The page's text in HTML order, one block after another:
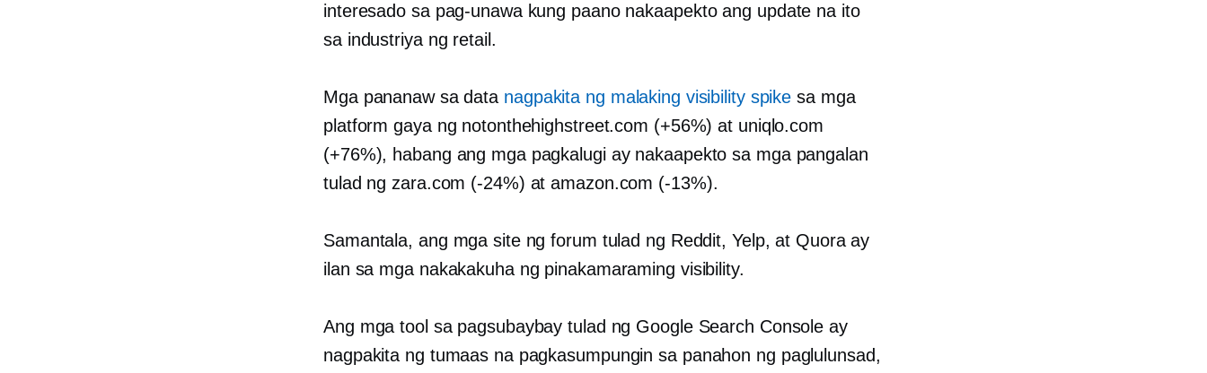
interesado sa pag-unawa kung paano nakaapekto ang update na ito
sa industriya ng retail.
Mga pananaw sa data nagpakita ng malaking visibility spike sa mga
platform gaya ng notonthehighstreet.com (+56%) at uniqlo.com
(+76%), habang ang mga pagkalugi ay nakaapekto sa mga pangalan
tulad ng zara.com (-24%) at amazon.com (-13%).
Samantala, ang mga site ng forum tulad ng Reddit, Yelp, at Quora ay
ilan sa mga nakakakuha ng pinakamaraming visibility.
Ang mga tool sa pagsubaybay tulad ng Google Search Console ay
nagpakita ng tumaas na pagkasumpungin sa panahon ng paglulunsad,